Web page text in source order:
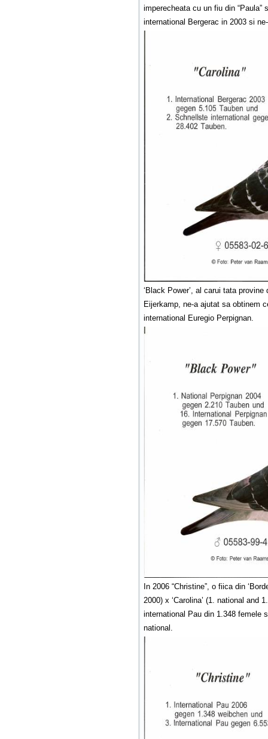
imperecheata cu un fiu din “Paula”
international Bergerac in 2003 si
‘Black Power’, al carui tata provine
Eijerkamp, ne-a ajutat sa obtinem
international Euregio Perpignan.
In 2006 “Christine”, o fiica din
2000) x ‘Carolina’ (1. national and
international Pau din 1.348 femele
national.